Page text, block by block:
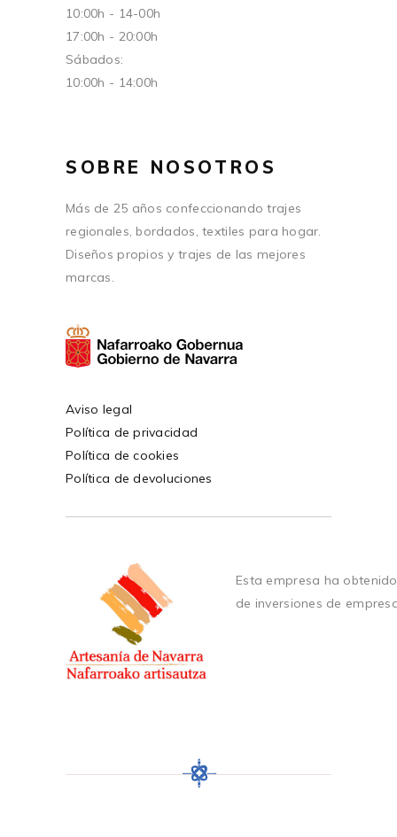
10:00h - 14-00h
17:00h - 20:00h
Sábados:
10:00h - 14:00h
SOBRE NOSOTROS
Más de 25 años confeccionando trajes
regionales, bordados, textiles para hogar.
Diseños propios y trajes de las mejores
marcas.
Aviso legal
Política de privacidad
Política de cookies
Política de devoluciones
Esta empresa ha
de inversiones de